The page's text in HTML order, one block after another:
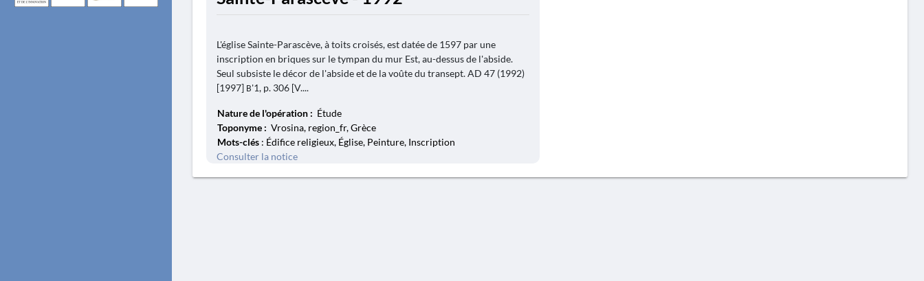
L'église Sainte-Parascève, à toits croisés, est datée de 1597 par une
inscription en briques sur le tympan du mur Est, au-dessus de l'abside.
Seul subsiste le décor de l'abside et de la voûte du transept. AD 47 (1992)
[1997] Β'1, p. 306 [V....
Nature de l'opération : Étude
Toponyme : Vrosina, region_fr, Grèce
Mots-clés : Édifice religieux, Église, Peinture, Inscription
Consulter la notice